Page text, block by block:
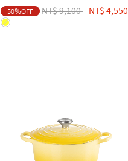
50％OFF Price reduced from
NT$ 9,100toNT$ 4,550